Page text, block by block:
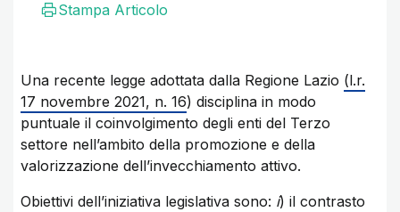
Stampa Articolo
Una recente legge adottata dalla Regione Lazio (l.r.
17 novembre 2021, n. 16) disciplina in modo
puntuale il coinvolgimento degli enti del Terzo
settore nell’ambito della promozione e della
valorizzazione dell’invecchiamento attivo.
Obiettivi dell’iniziativa legislativa sono: i) il contrasto